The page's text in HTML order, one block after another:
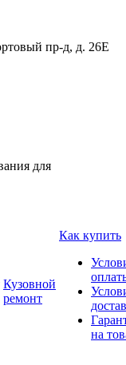
пр-д, д. 26Е
для
Кузовной
ремонт
Как купить
на